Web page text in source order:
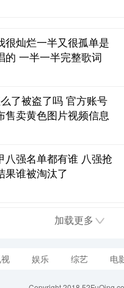
很灿烂一半又很孤单是
的 一半一半完整歌词
了被盗了吗 官方账号
售卖黄色图片视频信息
八强名单都有谁 八强抢
果谁被淘汰了
加载更多
娱乐 综艺 电